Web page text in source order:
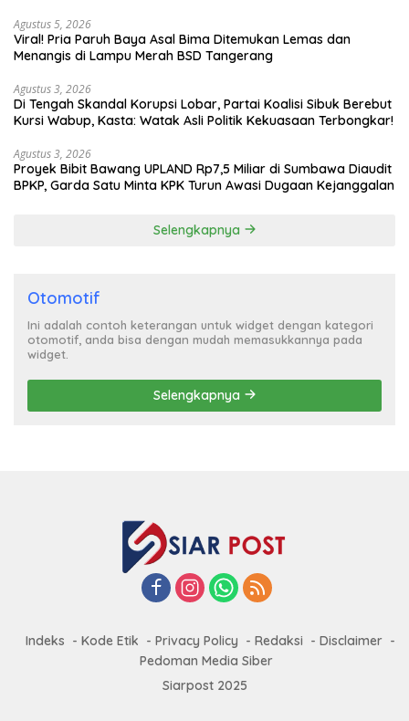
Agustus 5, 2026
Viral! Pria Paruh Baya Asal Bima Ditemukan Lemas dan
Menangis di Lampu Merah BSD Tangerang
Agustus 3, 2026
Di Tengah Skandal Korupsi Lobar, Partai Koalisi Sibuk Berebut
Kursi Wabup, Kasta: Watak Asli Politik Kekuasaan Terbongkar!
Agustus 3, 2026
Proyek Bibit Bawang UPLAND Rp7,5 Miliar di Sumbawa Diaudit
BPKP, Garda Satu Minta KPK Turun Awasi Dugaan Kejanggalan
Selengkapnya
Otomotif
Ini adalah contoh keterangan untuk widget dengan kategori
otomotif, anda bisa dengan mudah memasukkannya pada
widget.
Selengkapnya
Indeks Kode Etik Privacy Policy Redaksi
Disclaimer
Pedoman Media Siber
Siarpost 2025